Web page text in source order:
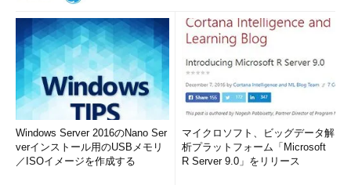
Windows Server 2016のNano Ser
verインストール用のUSBメモリ
／ISOイメージを作成する
マイクロソフト、ビッグデータ解
析プラットフォーム「Microsoft
R Server 9.0」をリリース